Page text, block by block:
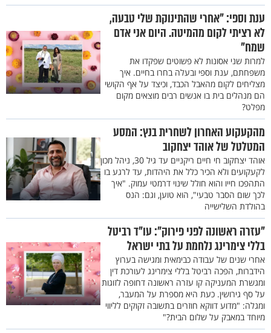
ענת וספי: "אחרי שהתינוקת שלי טבעה,
לא רציתי לקום מהמיטה. היום אני אדם
שמח"
למרות שני אסונות לא פשוטים שפקדו את
משפחתם, ענת וספי ובעלה בחרו בחיים. איך
מצליחים לקום מהאבל הכבד, וכיצד על אף הקושי
הם מנהלים בית בו אנשים רבים מוצאים מקום
מפלט?
מהקעקוע האחרון לשחרית בנץ: המסע
המטלטל של אוהד יצחקוב
אוהד יצחקוב חי חיים ריקניים עד גיל 30, ניהל מכון
לקעקועים ולא הכיר כלל את היהדות, עד לרגע בו
התהפכו חייו והוא חולל שינוי דרמטי עמוק. "איך
לכך שום הסבר טבעי", הוא טוען, וגם: הנס
בהולדת השלישייה
"עזרה ראשונה לפני פירוק": עו"ד רביטל
בללי צימרינג נלחמת על בתי ישראל
אחרי שנים של עבודה כבימאית ומגישה בערוץ
הידברות, הפכה רביטל בללי צימרינג לעורכת דין
ומגשרת המעניקה קו עזרה ראשונה דחופה לזוגות
על סף גירושין. כעת היא מספרת על המעבר,
ומגלה: "מדוע דווקא חוזרים בתשובה זקוקים לליווי
מיוחד במאבק על שלום הבית?"